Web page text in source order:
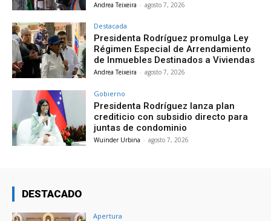
Andrea Teixeira - agosto 7, 2026
Destacada
Presidenta Rodríguez promulga Ley
Régimen Especial de Arrendamiento
de Inmuebles Destinados a Viviendas
Andrea Teixeira - agosto 7, 2026
Gobierno
Presidenta Rodríguez lanza plan
crediticio con subsidio directo para
juntas de condominio
Wuinder Urbina - agosto 7, 2026
DESTACADO
Apertura